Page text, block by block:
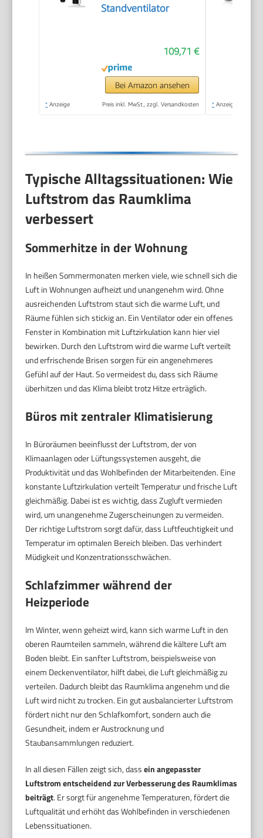
Standventilator
109,71 €
Bei Amazon ansehen
* Anzeige Preis inkl. MwSt., zzgl. Versandkosten * Anzeige
Typische Alltagssituationen: Wie
Luftstrom das Raumklima
verbessert
Sommerhitze in der Wohnung
In heißen Sommermonaten merken viele, wie schnell sich die
Luft in Wohnungen aufheizt und unangenehm wird. Ohne
ausreichenden Luftstrom staut sich die warme Luft, und
Räume fühlen sich stickig an. Ein Ventilator oder ein offenes
Fenster in Kombination mit Luftzirkulation kann hier viel
bewirken. Durch den Luftstrom wird die warme Luft verteilt
und erfrischende Brisen sorgen für ein angenehmeres
Gefühl auf der Haut. So vermeidest du, dass sich Räume
überhitzen und das Klima bleibt trotz Hitze erträglich.
Büros mit zentraler Klimatisierung
In Büroräumen beeinflusst der Luftstrom, der von
Klimaanlagen oder Lüftungssystemen ausgeht, die
Produktivität und das Wohlbefinden der Mitarbeitenden. Eine
konstante Luftzirkulation verteilt Temperatur und frische Luft
gleichmäßig. Dabei ist es wichtig, dass Zugluft vermieden
wird, um unangenehme Zugerscheinungen zu vermeiden.
Der richtige Luftstrom sorgt dafür, dass Luftfeuchtigkeit und
Temperatur im optimalen Bereich bleiben. Das verhindert
Müdigkeit und Konzentrationsschwächen.
Schlafzimmer während der
Heizperiode
Im Winter, wenn geheizt wird, kann sich warme Luft in den
oberen Raumteilen sammeln, während die kältere Luft am
Boden bleibt. Ein sanfter Luftstrom, beispielsweise von
einem Deckenventilator, hilft dabei, die Luft gleichmäßig zu
verteilen. Dadurch bleibt das Raumklima angenehm und die
Luft wird nicht zu trocken. Ein gut ausbalancierter Luftstrom
fördert nicht nur den Schlafkomfort, sondern auch die
Gesundheit, indem er Austrocknung und
Staubansammlungen reduziert.
In all diesen Fällen zeigt sich, dassein angepasster
Luftstrom entscheidend zur Verbesserung des Raumklimas
beiträgt. Er sorgt für angenehme Temperaturen, fördert die
Luftqualität und erhöht das Wohlbefinden in verschiedenen
Lebenssituationen.